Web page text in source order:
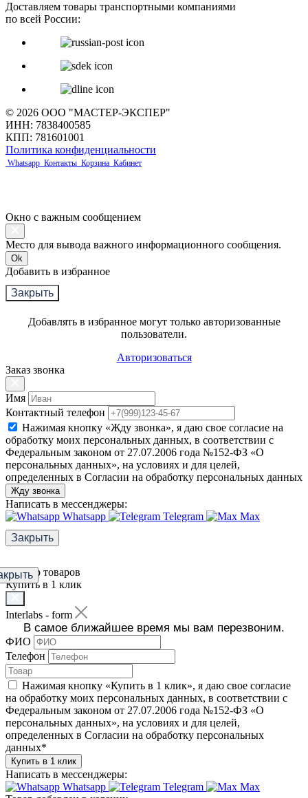
Доставляем товары транспортными компаниями
по всей России:
© 2026 ООО "МАСТЕР-ЭКСПЕР"
ИНН: 7838400585
КПП: 781601001
Политика конфиденциальности
Whatsapp Контакты Корзина Кабинет
Окно с важным сообщением
Место для вывода важного информационного сообщения.
Ok
Добавить в избранное
Закрыть
Добавлять в избранное могут только авторизованные
пользователи.
Авторизоваться
Заказ звонка
Имя
Контактный телефон
Нажимая кнопку «Жду звонка», я даю свое согласие на
обработку моих персональных данных, в соответствии с
Федеральным законом от 27.07.2006 года №152-ФЗ «О
персональных данных», на условиях и для целей,
определенных в Согласии на обработку персональных данных
Жду звонка
Написать в мессенджеры:
Whatsapp
Telegram
Max
Закрыть
Фильтр товаров
Купить в 1 клик
Interlabs - form
В самое ближайшее время мы вам перезвоним.
ФИО
Телефон
Нажимая кнопку «Купить в 1 клик», я даю свое согласие
на обработку моих персональных данных, в соответствии с
Федеральным законом от 27.07.2006 года №152-ФЗ «О
персональных данных», на условиях и для целей,
определенных в Согласии на обработку персональных
данных*
Купить в 1 клик
Написать в мессенджеры:
Whatsapp
Telegram
Max